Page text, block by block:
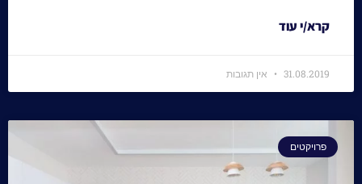
קרא/י עוד
31.08.2019 אין תגובות
פרויקטים